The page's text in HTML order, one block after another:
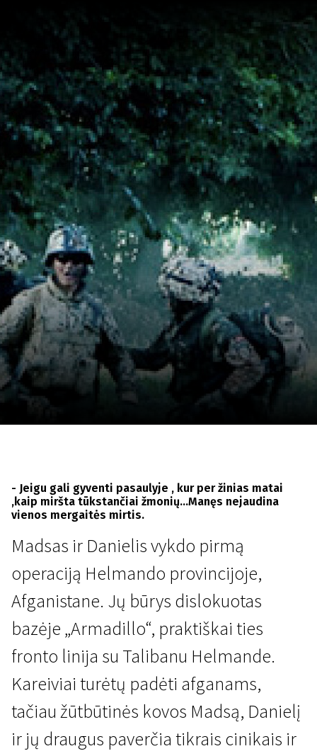
- Jeigu gali gyventi pasaulyje , kur per žinias matai
,kaip miršta tūkstančiai žmonių...Manęs nejaudina
vienos mergaitės mirtis.
Madsas ir Danielis vykdo pirmą
operaciją Helmando provincijoje,
Afganistane. Jų būrys dislokuotas
bazėje „Armadillo“, praktiškai ties
fronto linija su Talibanu Helmande.
Kareiviai turėtų padėti afganams,
tačiau žūtbūtinės kovos Madsą, Danielį
ir jų draugus paverčia tikrais cinikais ir